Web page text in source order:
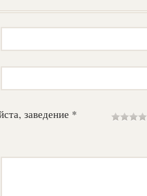
заведение *